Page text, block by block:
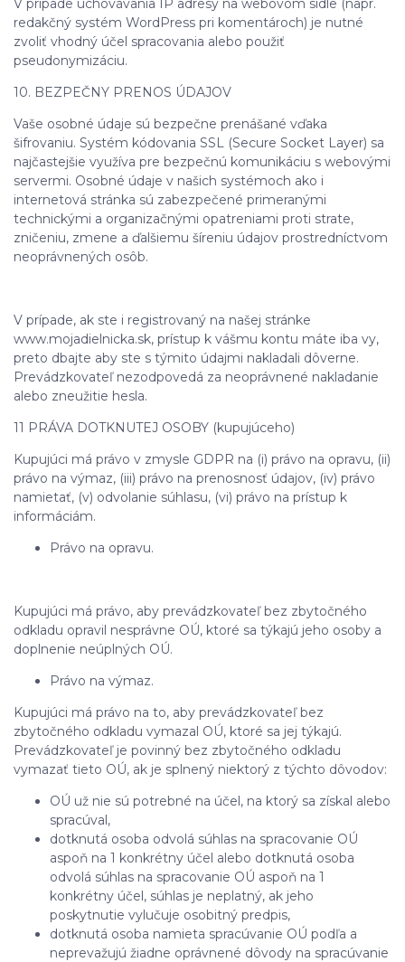
V prípade uchovávania IP adresy na webovom sídle (napr.
redakčný systém WordPress pri komentároch) je nutné
zvoliť vhodný účel spracovania alebo použiť
pseudonymizáciu.
10. BEZPEČNY PRENOS ÚDAJOV
Vaše osobné údaje sú bezpečne prenášané vďaka
šifrovaniu. Systém kódovania SSL (Secure Socket Layer) sa
najčastejšie využíva pre bezpečnú komunikáciu s webovými
servermi. Osobné údaje v našich systémoch ako i
internetová stránka sú zabezpečené primeranými
technickými a organizačnými opatreniami proti strate,
zničeniu, zmene a ďalšiemu šíreniu údajov prostredníctvom
neoprávnených osôb.
V prípade, ak ste i registrovaný na našej stránke
www.mojadielnicka.sk, prístup k vášmu kontu máte iba vy,
preto dbajte aby ste s týmito údajmi nakladali dôverne.
Prevádzkovateľ nezodpovedá za neoprávnené nakladanie
alebo zneužitie hesla.
11 PRÁVA DOTKNUTEJ OSOBY (kupujúceho)
Kupujúci má právo v zmysle GDPR na (i) právo na opravu, (ii)
právo na výmaz, (iii) právo na prenosnosť údajov, (iv) právo
namietať, (v) odvolanie súhlasu, (vi) právo na prístup k
informáciám.
Právo na opravu.
Kupujúci má právo, aby prevádzkovateľ bez zbytočného
odkladu opravil nesprávne OÚ, ktoré sa týkajú jeho osoby a
doplnenie neúplných OÚ.
Právo na výmaz.
Kupujúci má právo na to, aby prevádzkovateľ bez
zbytočného odkladu vymazal OÚ, ktoré sa jej týkajú.
Prevádzkovateľ je povinný bez zbytočného odkladu
vymazať tieto OÚ, ak je splnený niektorý z týchto dôvodov:
OÚ už nie sú potrebné na účel, na ktorý sa získal alebo
spracúval,
dotknutá osoba odvolá súhlas na spracovanie OÚ
aspoň na 1 konkrétny účel alebo dotknutá osoba
odvolá súhlas na spracovanie OÚ aspoň na 1
konkrétny účel, súhlas je neplatný, ak jeho
poskytnutie vylučuje osobitný predpis,
dotknutá osoba namieta spracúvanie OÚ podľa a
neprevažujú žiadne oprávnené dôvody na spracúvanie